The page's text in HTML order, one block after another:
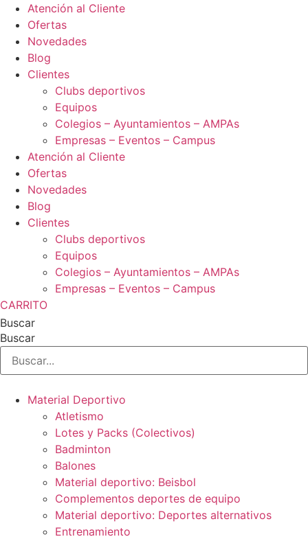
contenido
Atención al Cliente
Ofertas
Novedades
Blog
Clientes
Clubs deportivos
Equipos
Colegios – Ayuntamientos – AMPAs
Empresas – Eventos – Campus
Atención al Cliente
Ofertas
Novedades
Blog
Clientes
Clubs deportivos
Equipos
Colegios – Ayuntamientos – AMPAs
Empresas – Eventos – Campus
CARRITO
Buscar
Buscar
Material Deportivo
Atletismo
Lotes y Packs (Colectivos)
Badminton
Balones
Material deportivo: Beisbol
Complementos deportes de equipo
Material deportivo: Deportes alternativos
Entrenamiento